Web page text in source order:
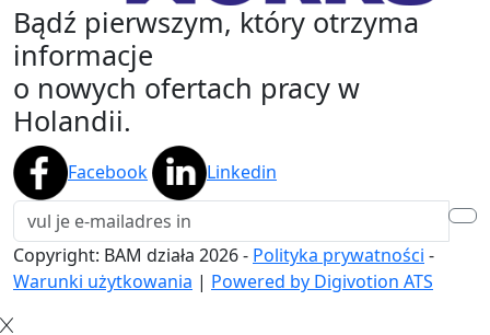
Bądź pierwszym, który otrzyma
informacje
o nowych ofertach pracy w
Holandii.
Facebook Linkedin
Copyright: BAM działa 2026- Polityka prywatności -
Warunki użytkowania | Powered by Digivotion ATS